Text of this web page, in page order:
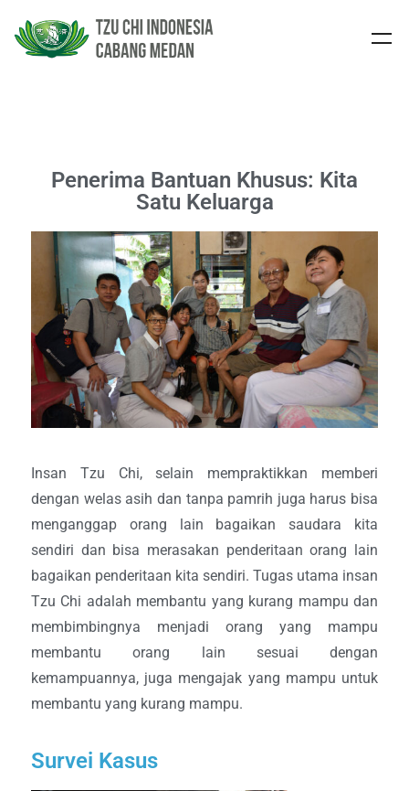
Penerima Bantuan Khusus: Kita
Satu Keluarga
Insan Tzu Chi, selain mempraktikkan memberi
dengan welas asih dan tanpa pamrih juga harus bisa
menganggap orang lain bagaikan saudara kita
sendiri dan bisa merasakan penderitaan orang lain
bagaikan penderitaan kita sendiri. Tugas utama insan
Tzu Chi adalah membantu yang kurang mampu dan
membimbingnya menjadi orang yang mampu
membantu orang lain sesuai dengan
kemampuannya, juga mengajak yang mampu untuk
membantu yang kurang mampu.
Survei Kasus